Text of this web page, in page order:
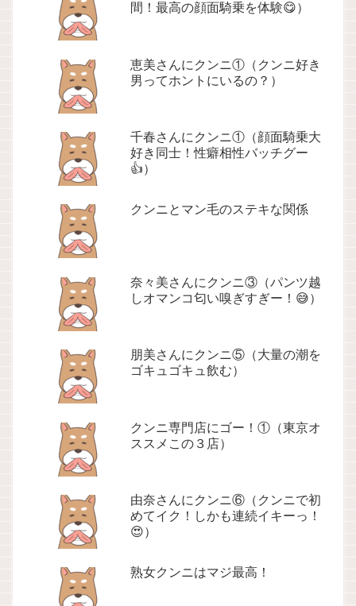
間！最高の顔面騎乗を体験😋）
恵美さんにクンニ①（クンニ好き
男ってホントにいるの？）
千春さんにクンニ①（顔面騎乗大
好き同士！性癖相性バッチグー
👍）
クンニとマン毛のステキな関係
奈々美さんにクンニ③（パンツ越
しオマンコ匂い嗅ぎすぎー！😅）
朋美さんにクンニ⑤（大量の潮を
ゴキュゴキュ飲む）
クンニ専門店にゴー！①（東京オ
ススメこの３店）
由奈さんにクンニ⑥（クンニで初
めてイク！しかも連続イキーっ！
😍）
熟女クンニはマジ最高！